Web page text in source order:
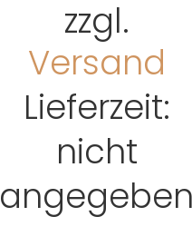
zzgl.
Versand
Lieferzeit:
nicht